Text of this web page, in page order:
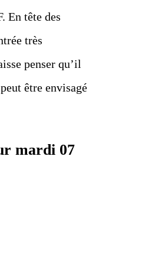
En tête des
très
penser qu’il
être envisagé
mardi 07